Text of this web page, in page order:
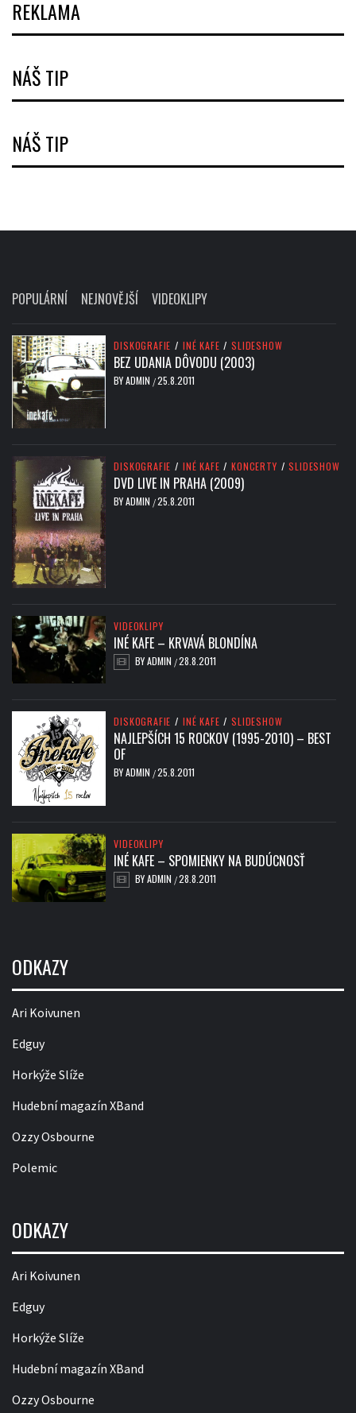
REKLAMA
NÁŠ TIP
NÁŠ TIP
POPULÁRNÍ NEJNOVĚJŠÍ VIDEOKLIPY
DISKOGRAFIE / INÉ KAFE / SLIDESHOW
BEZ UDANIA DÔVODU (2003)
BYADMIN /25.8.2011
DISKOGRAFIE / INÉ KAFE / KONCERTY / SLIDESHOW
DVD LIVE IN PRAHA (2009)
BYADMIN /25.8.2011
VIDEOKLIPY
INÉ KAFE – KRVAVÁ BLONDÍNA
BYADMIN /28.8.2011
DISKOGRAFIE / INÉ KAFE / SLIDESHOW
NAJLEPŠÍCH 15 ROCKOV (1995-2010) – BEST
OF
BYADMIN /25.8.2011
VIDEOKLIPY
INÉ KAFE – SPOMIENKY NA BUDÚCNOSŤ
BYADMIN /28.8.2011
ODKAZY
Ari Koivunen
Edguy
Horkýže Slíže
Hudební magazín XBand
Ozzy Osbourne
Polemic
ODKAZY
Ari Koivunen
Edguy
Horkýže Slíže
Hudební magazín XBand
Ozzy Osbourne